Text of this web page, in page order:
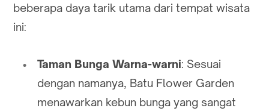
beberapa daya tarik utama dari tempat wisata
ini:
Taman Bunga Warna-warni: Sesuai
dengan namanya, Batu Flower Garden
menawarkan kebun bunga yang sangat